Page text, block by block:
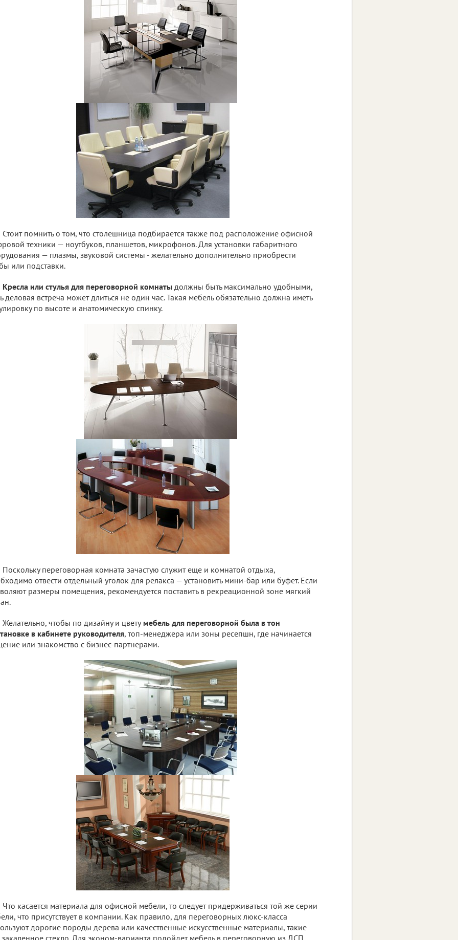
Стоит помнить о том, что столешница подбирается также под расположение офисной
техники — ноутбуков, планшетов, микрофонов. Для установки габаритного
— плазмы, звуковой системы - желательно дополнительно приобрести
или подставки.
Кресла или стулья для переговорной комнаты должны быть максимально удобными,
деловая встреча может длиться не один час. Такая мебель обязательно должна иметь
по высоте и анатомическую спинку.
Поскольку переговорная комната зачастую служит еще и комнатой отдыха,
отвести отдельный уголок для релакса — установить мини-бар или буфет. Если
размеры помещения, рекомендуется поставить в рекреационной зоне мягкий
Желательно, чтобы по дизайну и цветумебель для переговорной была в тон
в кабинете руководителя, топ-менеджера или зоны ресепшн, где начинается
или знакомство с бизнес-партнерами.
Что касается материала для офисной мебели, то следует придерживаться той же серии
что присутствует в компании. Как правило, для переговорных люкс-класса
дорогие породы дерева или качественные искусственные материалы, такие
закаленное стекло. Для эконом-варианта подойдет мебель в переговорную из ДСП.